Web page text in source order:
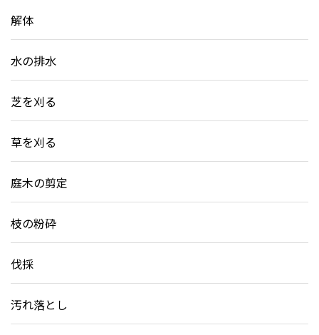
解体
水の排水
芝を刈る
草を刈る
庭木の剪定
枝の粉砕
伐採
汚れ落とし